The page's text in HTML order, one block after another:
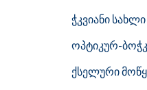
ჭკვიანი სახლი
ოპტიკურ-
ქსელური